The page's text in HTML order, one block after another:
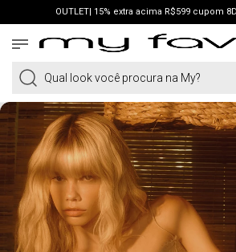
OUTLET| 15% extra acima R$599 cupom
PRIMEIRA COMPRA | ganhe 10% cupom
Qual look você procura na My?